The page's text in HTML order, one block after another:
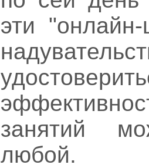
эти
занятий
любой.